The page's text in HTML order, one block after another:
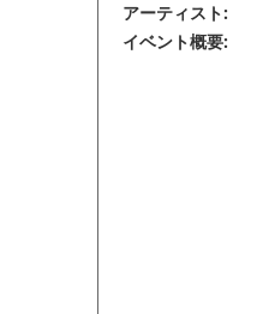
アーティスト
イベント概要